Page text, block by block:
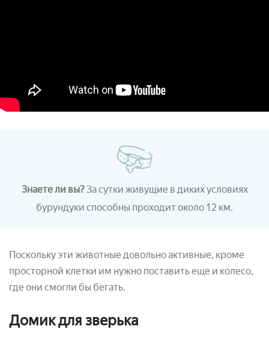
Знаете ли вы? За сутки живущие в диких условиях
бурундуки способны проходит около 12 км.
Поскольку эти животные довольно активные, кроме
просторной клетки им нужно поставить еще и колесо,
где они смогли бы бегать.
Домик для зверька